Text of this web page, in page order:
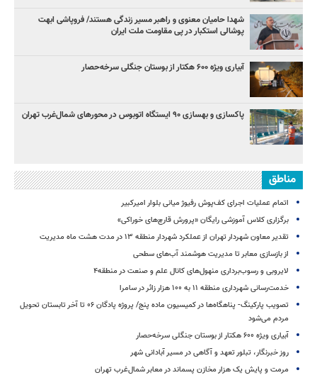
شهدا حامیان معنوی و راهبر مسیر زندگی هستند/ فروپاشی ابهت
پوشالی استکبار در پی مقاومت ملت ایران
آبیاری ویژه ۶۰۰ هکتار از بوستان جنگلی سرخه‌حصار
پاکسازی و بهسازی ۹۰ ایستگاه اتوبوس در محورهای شمال‌غرب تهران
مناطق
اتمام عملیات اجرای کف‌پوش رفیوژ میانی بلوار امیرکبیر
برگزاری کلاس آموزشی رایگان «پرورش قارچ‌های خوراکی»
تقدیر معاون شهردار تهران از عملکرد شهردار منطقه ۱۳ در مدت هشت ماه مدیریت
از بازسازی معابر تا مدیریت هوشمند آب‌های سطحی
لایروبی و رسوب‌برداری منهول‌های کانال علم و صنعت در منطقه۴
خدمت‌رسانی شهرداری منطقه ۱۱ به ۱۰۰ هزار زائر در سامرا
تصویب پارکینگ- پناهگاه‌ها در کمیسیون ماده پنج/ پروژه پادگان ۰۶ تا آخر تابستان تحویل
مردم می‌شود
آبیاری ویژه ۶۰۰ هکتار از بوستان جنگلی سرخه‌حصار
روز خبرنگار، تبلور تعهد و آگاهی در مسیر آبادانی شهر
مرمت و پایش یک هزار مخازن پسماند در معابر شمال‌غرب تهران